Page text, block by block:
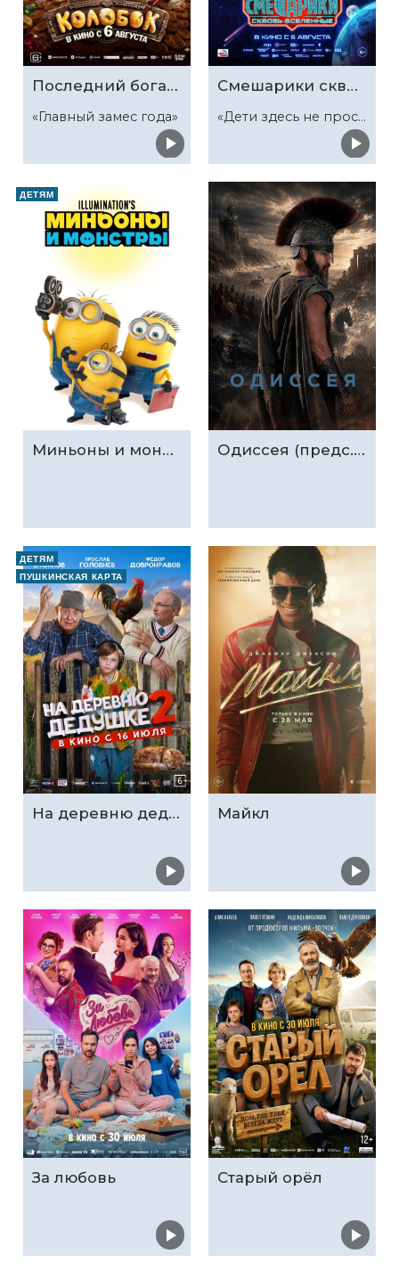
Последний богатырь. Колобок
«Главный замес года»
Смешарики сквозь вселенные
«Дети здесь не просто так»
ДЕТЯМ
Миньоны и монстры (предс.обсл. & Три добрых дела) Одиссея (предс.обсл. & Три добрых дела)
ДЕТЯМ
ПУШКИНСКАЯ КАРТА
На деревню дедушке 2 Майкл
За любовь Старый орёл